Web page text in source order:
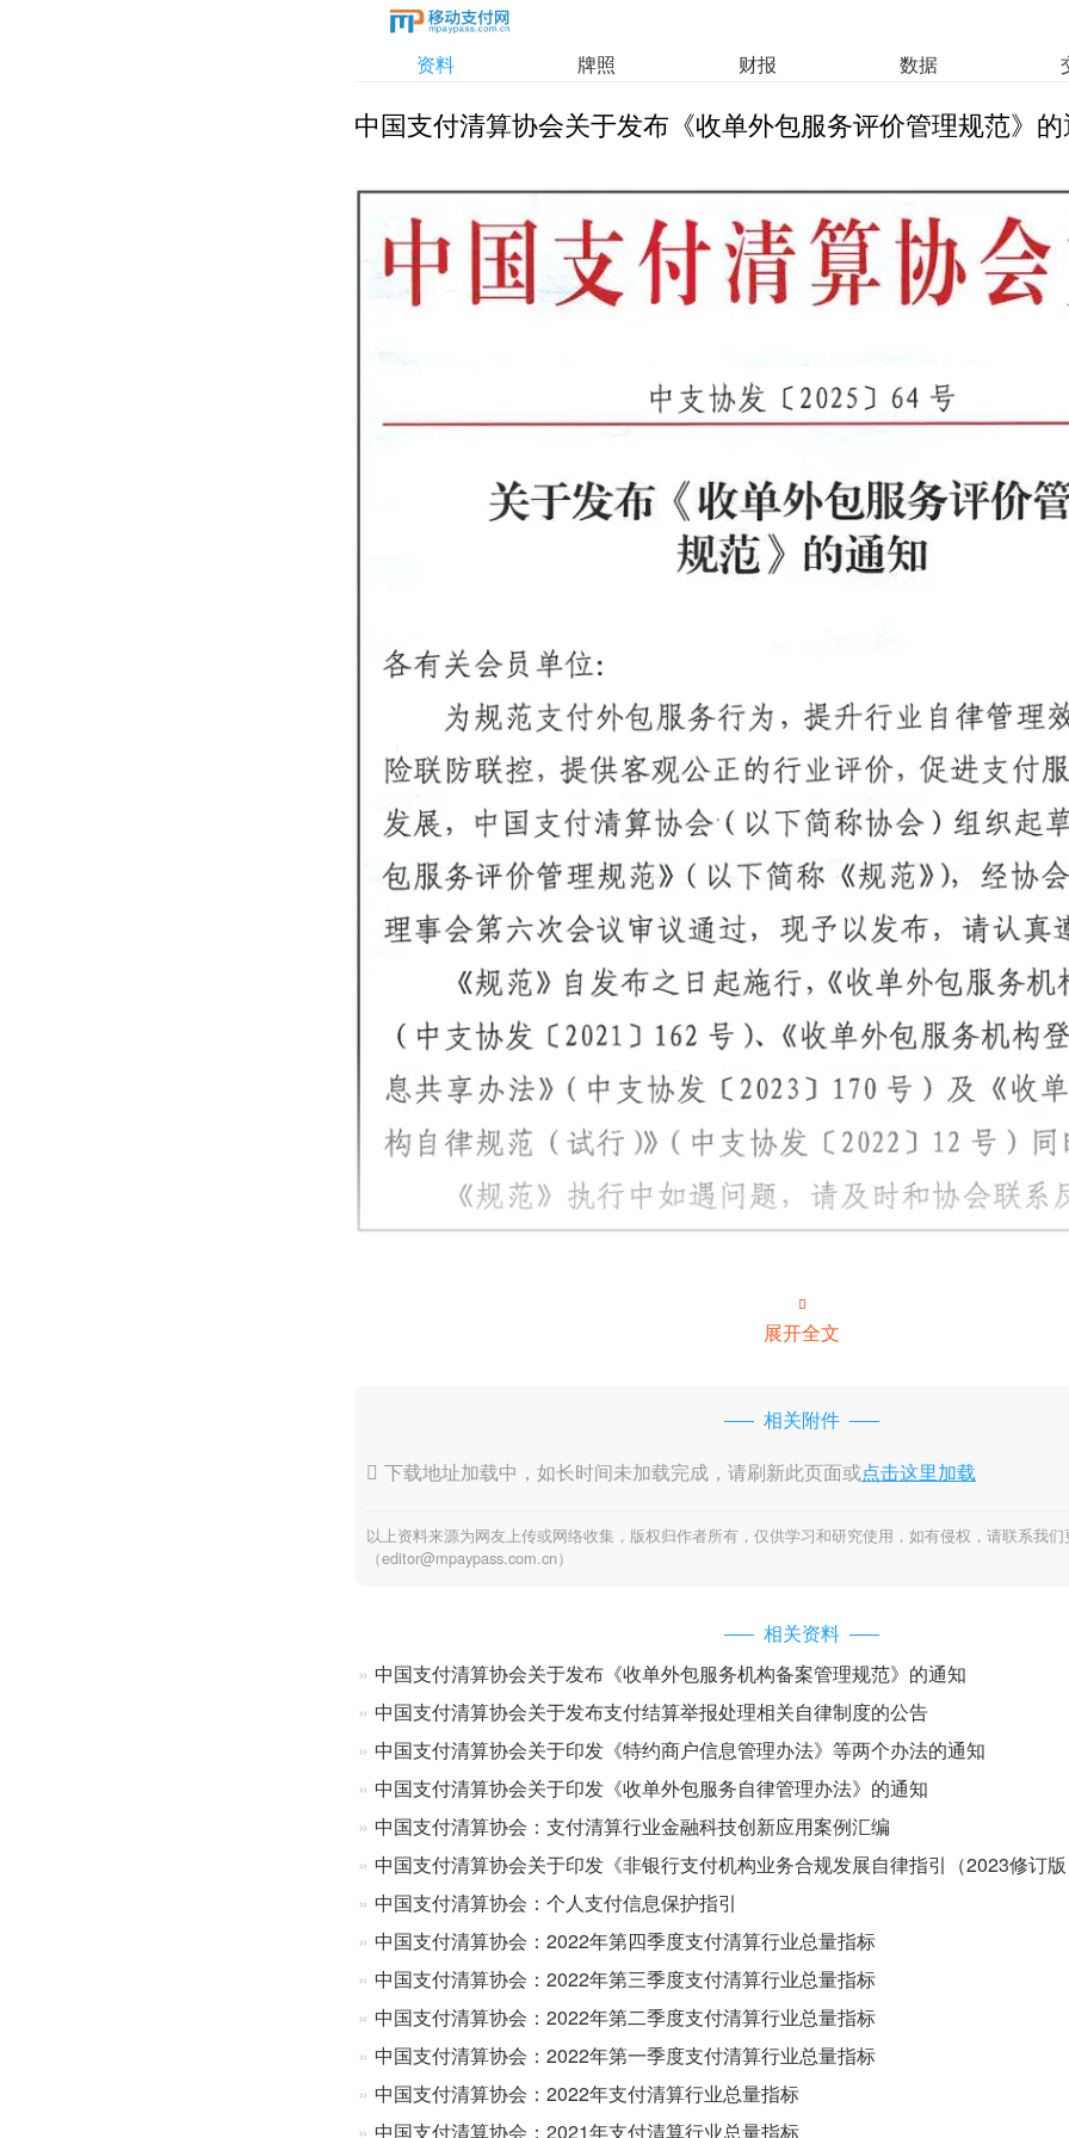
资料 牌照 财报 数据
中国支付清算协会关于发布《收单外包服务评价管理规范》

展开全文
相关附件
 下载地址加载中，如长时间未加载完成，请刷新此页面或点击这里加载
以上资料来源为网友上传或网络收集，版权归作者所有，仅供学习和研究使用，如有侵权，请联系我们
（editor@mpaypass.com.cn）
相关资料
中国支付清算协会关于发布《收单外包服务机构备案管理规范》的通知
中国支付清算协会关于发布支付结算举报处理相关自律制度的公告
中国支付清算协会关于印发《特约商户信息管理办法》等两个办法的通知
中国支付清算协会关于印发《收单外包服务自律管理办法》的通知
中国支付清算协会：支付清算行业金融科技创新应用案例汇编
中国支付清算协会关于印发《非银行支付机构业务合规发展自律指引（2023修订
中国支付清算协会：个人支付信息保护指引
中国支付清算协会：2022年第四季度支付清算行业总量指标
中国支付清算协会：2022年第三季度支付清算行业总量指标
中国支付清算协会：2022年第二季度支付清算行业总量指标
中国支付清算协会：2022年第一季度支付清算行业总量指标
中国支付清算协会：2022年支付清算行业总量指标
中国支付清算协会：2021年支付清算行业总量指标